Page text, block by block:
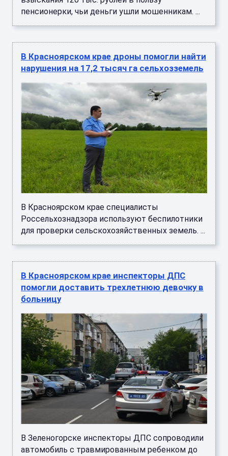
пенсионерки, чьи деньги ушли мошенникам. ...
В Красноярском крае дроны помогли найти
нарушения на 17,2 тысяч га сельхозземель
В Красноярском крае специалисты
Россельхознадзора используют беспилотники
для проверки сельскохозяйственных земель. ...
В Красноярском крае инспекторы ДПС
помогли доставить трехлетнюю девочку в
больницу
В Зеленогорске инспекторы ДПС сопроводили
автомобиль с травмированным ребенком до